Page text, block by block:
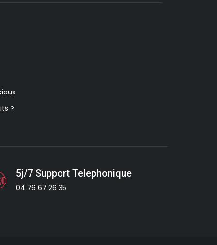
?
5j/7 Support Telephonique
04 76 67 26 35